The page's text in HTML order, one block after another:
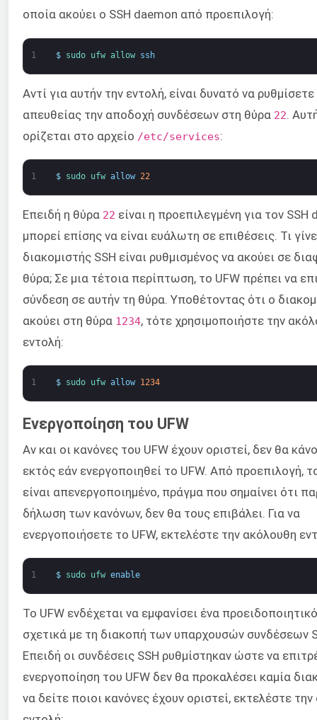
οποία ακούει ο SSH daemon από προεπιλογή:
1 $ sudo ufw allow ssh
Αντί για αυτήν την εντολή, είναι δυνατό να ρυθμίσετε
απευθείας την αποδοχή συνδέσεων στη θύρα 22 .
ορίζεται στο αρχείο /etc/services:
1 $ sudo ufw allow 22
Επειδή η θύρα 22 είναι η προεπιλεγμένη για τον SSH
μπορεί επίσης να είναι ευάλωτη σε επιθέσεις. Τι
διακομιστής SSH είναι ρυθμισμένος να ακούει σε
θύρα; Σε μια τέτοια περίπτωση, το UFW πρέπει να
σύνδεση σε αυτήν τη θύρα. Υποθέτοντας ότι ο
ακούει στη θύρα 1234, τότε χρησιμοποιήστε την
εντολή:
1 $ sudo ufw allow 1234
Ενεργοποίηση του UFW
Αν και οι κανόνες του UFW έχουν οριστεί, δεν θα
εκτός εάν ενεργοποιηθεί το UFW. Από προεπιλογή,
είναι απενεργοποιημένο, πράγμα που σημαίνει ότι
δήλωση των κανόνων, δεν θα τους επιβάλει. Για να
ενεργοποιήσετε το UFW, εκτελέστε την ακόλουθη
1 $ sudo ufw enable
Το UFW ενδέχεται να εμφανίσει ένα
σχετικά με τη διακοπή των υπαρχουσών συνδέσεων
Επειδή οι συνδέσεις SSH ρυθμίστηκαν ώστε να
ενεργοποίηση του UFW δεν θα προκαλέσει καμία
να δείτε ποιοι κανόνες έχουν οριστεί, εκτελέστε